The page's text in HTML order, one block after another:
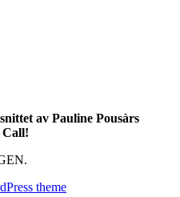
av Pauline Pousàrs
Call!
theme